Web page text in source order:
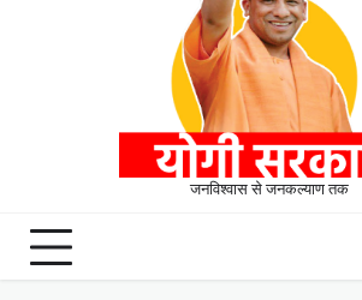
जनविश्वास से जनकल्याण तक